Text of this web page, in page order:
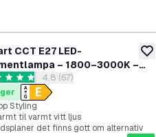
CCT E27 LED-
– 1800–3000K –
– Dimbar – 7W
öppna recensionspanel
4.8 (67)
Styling
til varmt vitt ljus
det finns gott om alternativ